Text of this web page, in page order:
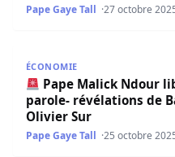
Pape Gaye Tall 27 octobre
ÉCONOMIE
Pape Malick Ndour
parole- révélations de
Olivier Sur
Pape Gaye Tall 25 octobre